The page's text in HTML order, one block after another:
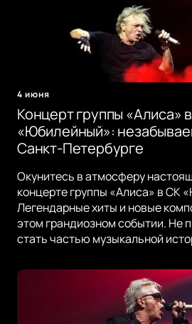
4 июня
Концерт группы «Алиса»
«Юбилейный»:
Санкт-Петербурге
Окунитесь в атмосферу
концерте группы «Алиса» в СК
Легендарные хиты и новые
этом грандиозном событии. Не
стать частью музыкальной